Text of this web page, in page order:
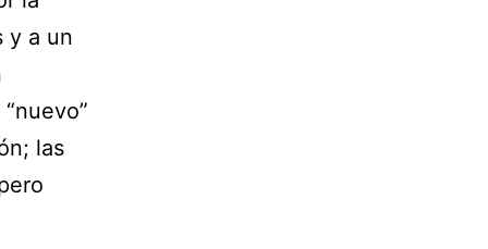
y a un
las